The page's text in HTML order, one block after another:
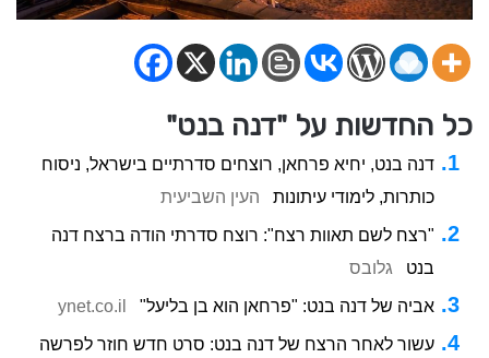
כל החדשות על "דנה בנט"
דנה בנט, יחיא פרחאן, רוצחים סדרתיים בישראל, ניסוח
כותרות, לימודי עיתונות
העין השביעית
"רצח לשם תאוות רצח": רוצח סדרתי הודה ברצח דנה
בנט
גלובס
אביה של דנה בנט: "פרחאן הוא בן בליעל" ynet.co.il
עשור לאחר הרצח של דנה בנט: סרט חדש חוזר לפרשה